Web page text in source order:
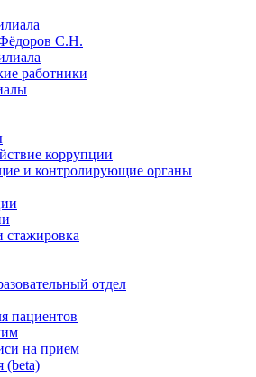
С.Н.
работники
коррупции
и контролирующие органы
стажировка
отдел
пациентов
на прием
(beta)